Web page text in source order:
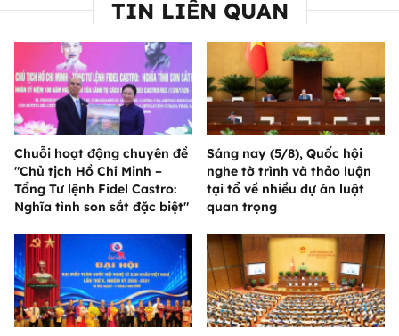
TIN LIÊN QUAN
Chuỗi hoạt động chuyên đề
"Chủ tịch Hồ Chí Minh –
Tổng Tư lệnh Fidel Castro:
Nghĩa tình son sắt đặc biệt"
Sáng nay (5/8), Quốc hội
nghe tờ trình và thảo luận
tại tổ về nhiều dự án luật
quan trọng